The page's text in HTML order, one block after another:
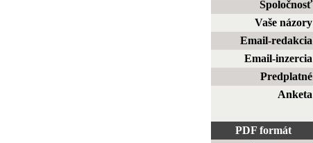
Spoločnosť
Vaše názory
Email-redakcia
Email-inzercia
Predplatné
Anketa
PDF formát